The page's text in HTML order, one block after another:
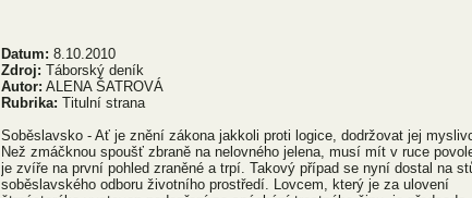
Datum: 8.10.2010
Zdroj: Táborský deník
Autor: ALENA ŠATROVÁ
Rubrika: Titulní strana
Soběslavsko - Ať je znění zákona jakkoli proti logice, dodržovat jej
Než zmáčknou spoušť zbraně na nelovného jelena, musí mít v ruce
je zvíře na první pohled zraněné a trpí. Takový případ se nyní dostal na
soběslavského odboru životního prostředí. Lovcem, který je za ulovení